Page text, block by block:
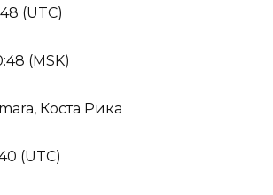
(UTC)
(MSK)
Коста Рика
(UTC)